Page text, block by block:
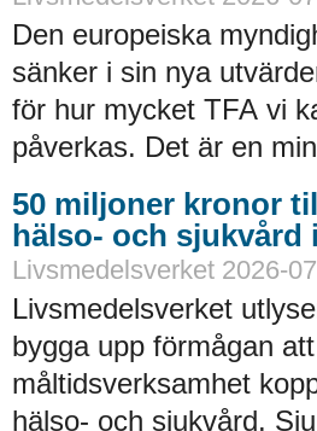
Den europeiska
sänker i sin nya
för hur mycket TFA vi
påverkas. Det är en
50 miljoner kronor
hälso- och sjukvård
Livsmedelsverket 2026-
Livsmedelsverket
bygga upp förmågan
måltidsverksamhet
hälso- och sjukvård.